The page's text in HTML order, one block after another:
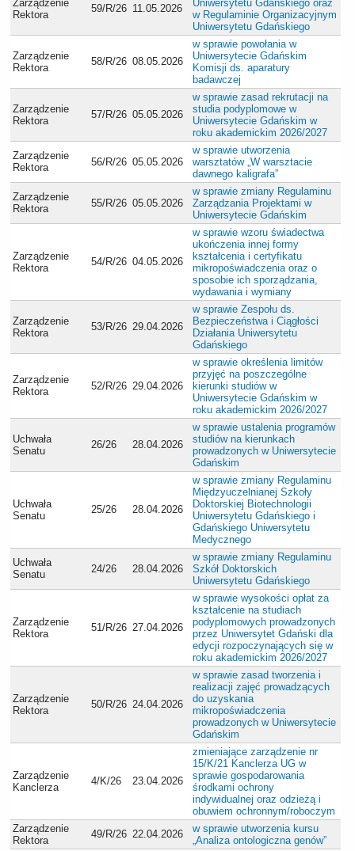
Zarządzenie
Rektora
59/R/26 11.05.2026
Uniwersytetu Gdańskiego oraz
w Regulaminie Organizacyjnym
Uniwersytetu Gdańskiego
Zarządzenie
Rektora
58/R/26 08.05.2026
w sprawie powołania w
Uniwersytecie Gdańskim
Komisji ds. aparatury
badawczej
Zarządzenie
Rektora
57/R/26 05.05.2026
w sprawie zasad rekrutacji na
studia podyplomowe w
Uniwersytecie Gdańskim w
roku akademickim 2026/2027
Zarządzenie
Rektora
56/R/26 05.05.2026
w sprawie utworzenia
warsztatów „W warsztacie
dawnego kaligrafa”
Zarządzenie
Rektora
55/R/26 05.05.2026
w sprawie zmiany Regulaminu
Zarządzania Projektami w
Uniwersytecie Gdańskim
Zarządzenie
Rektora
54/R/26 04.05.2026
w sprawie wzoru świadectwa
ukończenia innej formy
kształcenia i certyfikatu
mikropoświadczenia oraz o
sposobie ich sporządzania,
wydawania i wymiany
Zarządzenie
Rektora
53/R/26 29.04.2026
w sprawie Zespołu ds.
Bezpieczeństwa i Ciągłości
Działania Uniwersytetu
Gdańskiego
Zarządzenie
Rektora
52/R/26 29.04.2026
w sprawie określenia limitów
przyjęć na poszczególne
kierunki studiów w
Uniwersytecie Gdańskim w
roku akademickim 2026/2027
Uchwała
Senatu
26/26 28.04.2026
w sprawie ustalenia programów
studiów na kierunkach
prowadzonych w Uniwersytecie
Gdańskim
Uchwała
Senatu
25/26 28.04.2026
w sprawie zmiany Regulaminu
Międzyuczelnianej Szkoły
Doktorskiej Biotechnologii
Uniwersytetu Gdańskiego i
Gdańskiego Uniwersytetu
Medycznego
Uchwała
Senatu
24/26 28.04.2026
w sprawie zmiany Regulaminu
Szkół Doktorskich
Uniwersytetu Gdańskiego
Zarządzenie
Rektora
51/R/26 27.04.2026
w sprawie wysokości opłat za
kształcenie na studiach
podyplomowych prowadzonych
przez Uniwersytet Gdański dla
edycji rozpoczynających się w
roku akademickim 2026/2027
Zarządzenie
Rektora
50/R/26 24.04.2026
w sprawie zasad tworzenia i
realizacji zajęć prowadzących
do uzyskania
mikropoświadczenia
prowadzonych w Uniwersytecie
Gdańskim
Zarządzenie
Kanclerza
4/K/26 23.04.2026
zmieniające zarządzenie nr
15/K/21 Kanclerza UG w
sprawie gospodarowania
środkami ochrony
indywidualnej oraz odzieżą i
obuwiem ochronnym/roboczym
Zarządzenie
Rektora
49/R/26 22.04.2026
w sprawie utworzenia kursu
„Analiza ontologiczna genów”